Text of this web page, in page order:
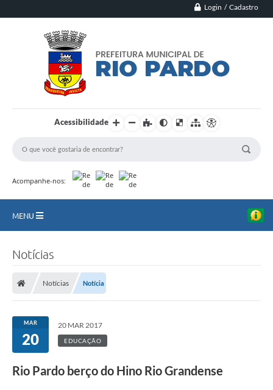
Login / Cadastro
Acessibilidade
Acompanhe-nos:
MENU
ACESSO À INFORMAÇÃO
Publicações Oficiais
Turismo
Notícias
Notícias Notícia
MAR
20
20 MAR 2017
EDUCAÇÃO
Rio Pardo berço do Hino Rio Grandense